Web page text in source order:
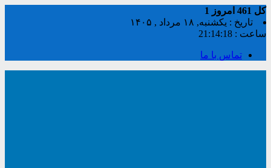
کل امروز
1
تاریخ : یکشنبه, ۱۸ مرداد , ۱۴۰۵
ساعت : 21:14:18
تماس با ما